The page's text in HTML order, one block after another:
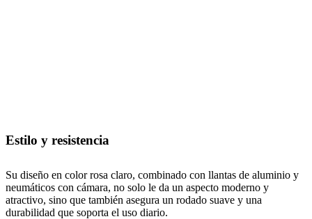
Estilo y resistencia
Su diseño en color rosa claro, combinado con llantas de aluminio y
neumáticos con cámara, no solo le da un aspecto moderno y
atractivo, sino que también asegura un rodado suave y una
durabilidad que soporta el uso diario.